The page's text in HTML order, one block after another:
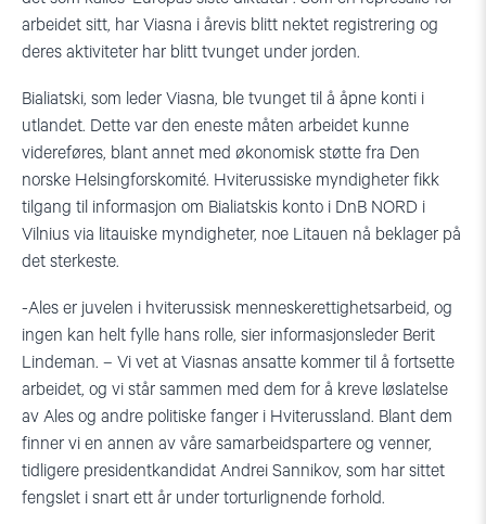
arbeidet sitt, har Viasna i årevis blitt nektet registrering og
deres aktiviteter har blitt tvunget under jorden.
Bialiatski, som leder Viasna, ble tvunget til å åpne konti i
utlandet. Dette var den eneste måten arbeidet kunne
videreføres, blant annet med økonomisk støtte fra Den
norske Helsingforskomité. Hviterussiske myndigheter fikk
tilgang til informasjon om Bialiatskis konto i DnB NORD i
Vilnius via litauiske myndigheter, noe Litauen nå beklager på
det sterkeste.
-Ales er juvelen i hviterussisk menneskerettighetsarbeid, og
ingen kan helt fylle hans rolle, sier informasjonsleder Berit
Lindeman. – Vi vet at Viasnas ansatte kommer til å fortsette
arbeidet, og vi står sammen med dem for å kreve løslatelse
av Ales og andre politiske fanger i Hviterussland. Blant dem
finner vi en annen av våre samarbeidspartere og venner,
tidligere presidentkandidat Andrei Sannikov, som har sittet
fengslet i snart ett år under torturlignende forhold.